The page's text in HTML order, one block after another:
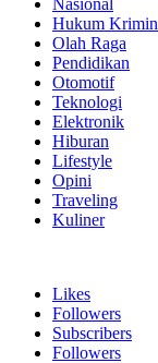
Nasional
Hukum
Olah Raga
Pendidikan
Otomotif
Teknologi
Elektronik
Hiburan
Lifestyle
Opini
Traveling
Kuliner
Likes
Followers
Subscribers
Followers